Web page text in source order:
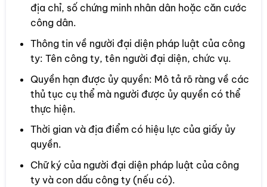
địa chỉ, số chứng minh nhân dân hoặc căn cước
công dân.
Thông tin về người đại diện pháp luật của công
ty: Tên công ty, tên người đại diện, chức vụ.
Quyền hạn được ủy quyền: Mô tả rõ ràng về các
thủ tục cụ thể mà người được ủy quyền có thể
thực hiện.
Thời gian và địa điểm có hiệu lực của giấy ủy
quyền.
Chữ ký của người đại diện pháp luật của công
ty và con dấu công ty (nếu có).